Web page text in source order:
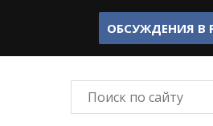
ОБСУЖДЕНИЯ В